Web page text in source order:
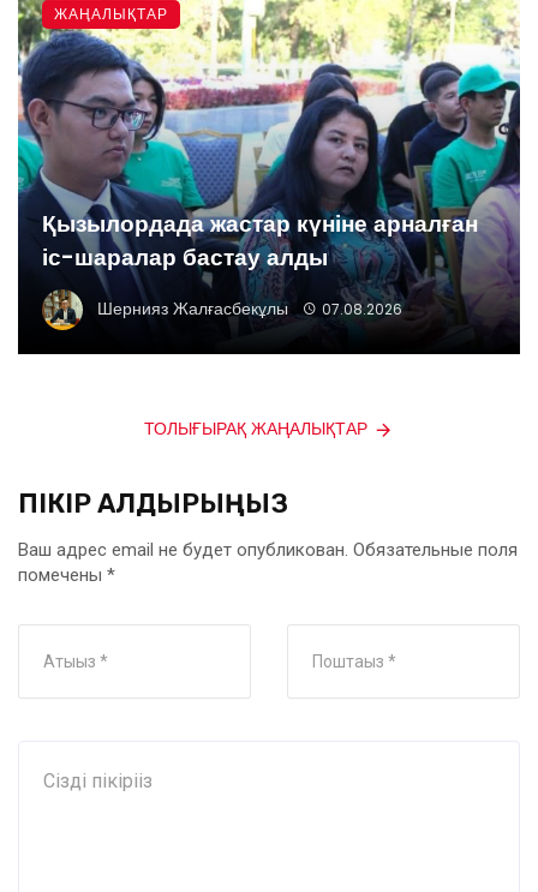
Қызылордада жастар күніне арналған
іс-шаралар бастау алды
Шернияз Жалғасбекұлы 07.08.2026
ЖАҢАЛЫҚТАР
ТОЛЫҒЫРАҚ ЖАҢАЛЫҚТАР
ПІКІР ҚАЛДЫРЫҢЫЗ
Ваш адрес email не будет опубликован. Обязательные поля
помечены *